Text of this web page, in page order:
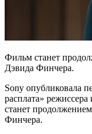
Фильм станет
Дэвида Финчера.
Sony опубликовала
расплата»
станет
Финчера.